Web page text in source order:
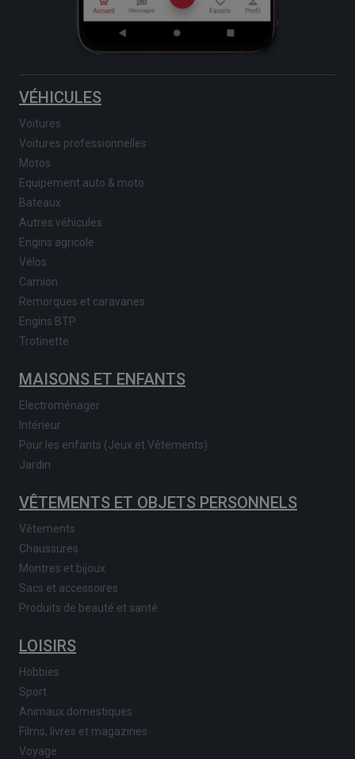
VÉHICULES
Voitures
Voitures professionnelles
Motos
Equipement auto & moto
Bateaux
Autres véhicules
Engins agricole
Vélos
Camion
Remorques et caravanes
Engins BTP
Trotinette
MAISONS ET ENFANTS
Electroménager
Intérieur
Pour les enfants (Jeux et Vêtements)
Jardin
VÊTEMENTS ET OBJETS PERSONNELS
Vêtements
Chaussures
Montres et bijoux
Sacs et accessoires
Produits de beauté et santé
LOISIRS
Hobbies
Sport
Animaux domestiques
Films, livres et magazines
Voyage